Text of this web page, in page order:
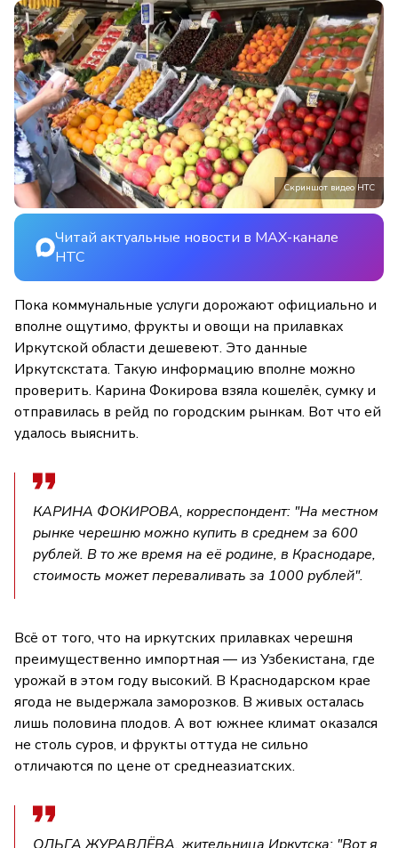
Скриншот видео НТС
Читай актуальные новости в MAX-канале
НТС
Пока коммунальные услуги дорожают официально и
вполне ощутимо, фрукты и овощи на прилавках
Иркутской области дешевеют. Это данные
Иркутскстата. Такую информацию вполне можно
проверить. Карина Фокирова взяла кошелёк, сумку и
отправилась в рейд по городским рынкам. Вот что ей
удалось выяснить.
КАРИНА ФОКИРОВА, корреспондент: "На местном
рынке черешню можно купить в среднем за 600
рублей. В то же время на её родине, в Краснодаре,
стоимость может переваливать за 1000 рублей".
Всё от того, что на иркутских прилавках черешня
преимущественно импортная — из Узбекистана, где
урожай в этом году высокий. В Краснодарском крае
ягода не выдержала заморозков. В живых осталась
лишь половина плодов. А вот южнее климат оказался
не столь суров, и фрукты оттуда не сильно
отличаются по цене от среднеазиатских.